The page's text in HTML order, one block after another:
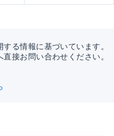
る情報に基づいています。
接お問い合わせください。